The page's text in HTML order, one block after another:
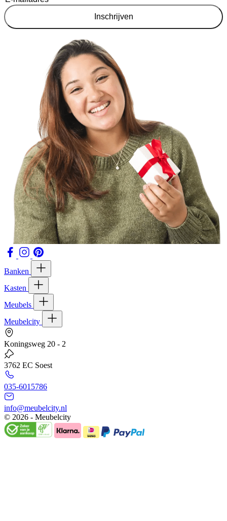
Inschrijven
Banken
Kasten
Meubels
Meubelcity
Koningsweg 20 - 2
3762 EC Soest
035-6015786
info@meubelcity.nl
© 2026 - Meubelcity